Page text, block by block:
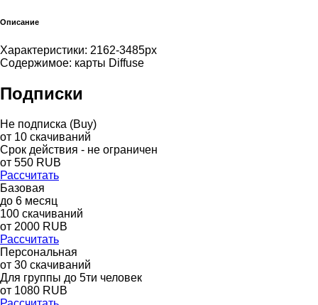
Описание
Характеристики: 2162-3485px
Содержимое: карты Diffuse
Подписки
Не подписка (Buy)
от 10 скачиваний
Срок действия - не ограничен
от 550 RUB
Рассчитать
Базовая
до 6 месяц
100 скачиваний
от 2000 RUB
Рассчитать
Персональная
от 30 скачиваний
Для группы до 5ти человек
от 1080 RUB